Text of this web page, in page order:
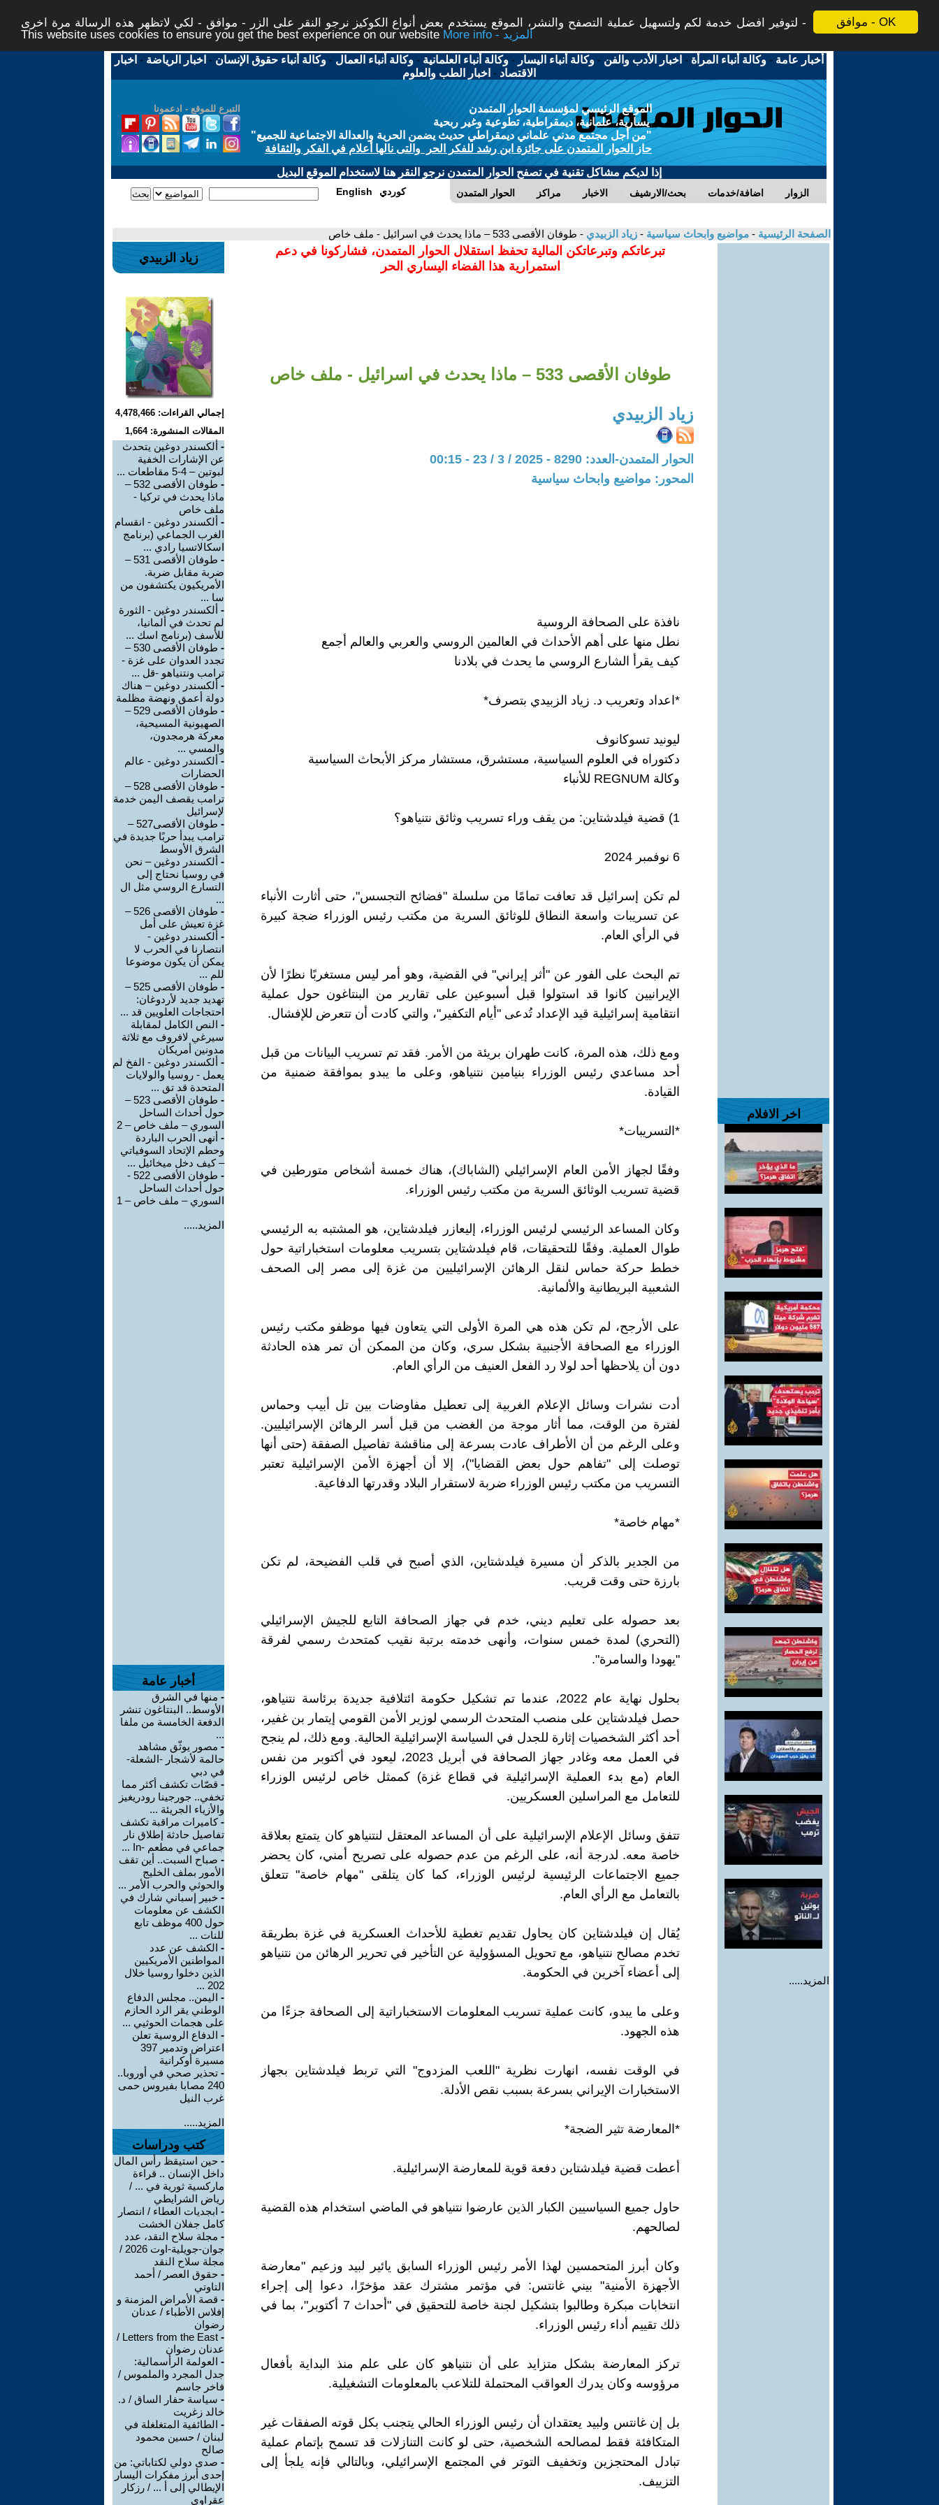
موافق - OK
لتوفير افضل خدمة لكم ولتسهيل عملية التصفح والنشر، الموقع يستخدم بعض أنواع الكوكيز نرجو النقر على الزر - موافق - لكي لاتظهر هذه الرسالة مرة اخرى -
This website uses cookies to ensure you get the best experience on our website
More info - المزيد
أخبار عامة -وكالة أنباء المرأة - اخبار الأدب والفن -وكالة أنباء اليسار -وكالة أنباء العلمانية -وكالة أنباء العمال -وكالة أنباء حقوق الإنسان - اخبار الرياضة - اخبار
الاقتصاد - اخبار الطب والعلوم
التبرع للموقع - ادعمونا
الموقع الرئيسي لمؤسسة الحوار المتمدن
يسارية، علمانية، ديمقراطية، تطوعية وغير ربحية
"من أجل مجتمع مدني علماني ديمقراطي حديث يضمن الحرية والعدالة الاجتماعية للجميع"
حاز الحوار المتمدن على جائزة ابن رشد للفكر الحر والتى نالها أعلام في الفكر والثقافة
إذا لديكم مشاكل تقنية في تصفح الحوار المتمدن نرجو النقر هنا لاستخدام الموقع البديل
الحوار المتمدن مراكز الاخبار بحث/الارشيف اضافة/خدمات الزوار English كوردي
الصفحة الرئيسية - مواضيع وابحاث سياسية - زياد الزبيدي - طوفان الأقصى 533 – ماذا يحدث في اسرائيل - ملف خاص
اخر الافلام
المزيد.....
تبرعاتكم وتبرعاتكن المالية تحفظ استقلال الحوار المتمدن، فشاركونا في دعم
استمرارية هذا الفضاء اليساري الحر
طوفان الأقصى 533 – ماذا يحدث في اسرائيل - ملف خاص
زياد الزبيدي
الحوار المتمدن-العدد: 8290 - 2025 / 3 / 23 - 00:15
المحور: مواضيع وابحاث سياسية
نافذة على الصحافة الروسية
نطل منها على أهم الأحداث في العالمين الروسي والعربي والعالم أجمع
كيف يقرأ الشارع الروسي ما يحدث في بلادنا
*اعداد وتعريب د. زياد الزبيدي بتصرف*
ليونيد تسوكانوف
دكتوراه في العلوم السياسية، مستشرق، مستشار مركز الأبحاث السياسية
وكالة REGNUM للأنباء
1) قضية فيلدشتاين: من يقف وراء تسريب وثائق نتنياهو؟
6 نوفمبر 2024
لم تكن إسرائيل قد تعافت تمامًا من سلسلة "فضائح التجسس"، حتى أثارت الأنباء
عن تسريبات واسعة النطاق للوثائق السرية من مكتب رئيس الوزراء ضجة كبيرة
في الرأي العام.
تم البحث على الفور عن "أثر إيراني" في القضية، وهو أمر ليس مستغربًا نظرًا لأن
الإيرانيين كانوا قد استولوا قبل أسبوعين على تقارير من البنتاغون حول عملية
انتقامية إسرائيلية قيد الإعداد تُدعى "أيام التكفير"، والتي كادت أن تتعرض للإفشال.
ومع ذلك، هذه المرة، كانت طهران بريئة من الأمر. فقد تم تسريب البيانات من قبل
أحد مساعدي رئيس الوزراء بنيامين نتنياهو، وعلى ما يبدو بموافقة ضمنية من
القيادة.
*التسريبات*
وفقًا لجهاز الأمن العام الإسرائيلي (الشاباك)، هناك خمسة أشخاص متورطين في
قضية تسريب الوثائق السرية من مكتب رئيس الوزراء.
وكان المساعد الرئيسي لرئيس الوزراء، إليعازر فيلدشتاين، هو المشتبه به الرئيسي
طوال العملية. وفقًا للتحقيقات، قام فيلدشتاين بتسريب معلومات استخباراتية حول
خطط حركة حماس لنقل الرهائن الإسرائيليين من غزة إلى مصر إلى الصحف
الشعبية البريطانية والألمانية.
على الأرجح، لم تكن هذه هي المرة الأولى التي يتعاون فيها موظفو مكتب رئيس
الوزراء مع الصحافة الأجنبية بشكل سري، وكان من الممكن أن تمر هذه الحادثة
دون أن يلاحظها أحد لولا رد الفعل العنيف من الرأي العام.
أدت نشرات وسائل الإعلام الغربية إلى تعطيل مفاوضات بين تل أبيب وحماس
لفترة من الوقت، مما أثار موجة من الغضب من قبل أسر الرهائن الإسرائيليين.
وعلى الرغم من أن الأطراف عادت بسرعة إلى مناقشة تفاصيل الصفقة (حتى أنها
توصلت إلى "تفاهم حول بعض القضايا")، إلا أن أجهزة الأمن الإسرائيلية تعتبر
التسريب من مكتب رئيس الوزراء ضربة لاستقرار البلاد وقدرتها الدفاعية.
*مهام خاصة*
من الجدير بالذكر أن مسيرة فيلدشتاين، الذي أصبح في قلب الفضيحة، لم تكن
بارزة حتى وقت قريب.
بعد حصوله على تعليم ديني، خدم في جهاز الصحافة التابع للجيش الإسرائيلي
(التحري) لمدة خمس سنوات، وأنهى خدمته برتبة نقيب كمتحدث رسمي لفرقة
"يهودا والسامرة".
بحلول نهاية عام 2022، عندما تم تشكيل حكومة ائتلافية جديدة برئاسة نتنياهو،
حصل فيلدشتاين على منصب المتحدث الرسمي لوزير الأمن القومي إيتمار بن غفير،
أحد أكثر الشخصيات إثارة للجدل في السياسة الإسرائيلية الحالية. ومع ذلك، لم ينجح
في العمل معه وغادر جهاز الصحافة في أبريل 2023، ليعود في أكتوبر من نفس
العام (مع بدء العملية الإسرائيلية في قطاع غزة) كممثل خاص لرئيس الوزراء
للتعامل مع المراسلين العسكريين.
تتفق وسائل الإعلام الإسرائيلية على أن المساعد المعتقل لنتنياهو كان يتمتع بعلاقة
خاصة معه. لدرجة أنه، على الرغم من عدم حصوله على تصريح أمني، كان يحضر
جميع الاجتماعات الرئيسية لرئيس الوزراء، كما كان يتلقى "مهام خاصة" تتعلق
بالتعامل مع الرأي العام.
يُقال إن فيلدشتاين كان يحاول تقديم تغطية للأحداث العسكرية في غزة بطريقة
تخدم مصالح نتنياهو، مع تحويل المسؤولية عن التأخير في تحرير الرهائن من نتنياهو
إلى أعضاء آخرين في الحكومة.
وعلى ما يبدو، كانت عملية تسريب المعلومات الاستخباراتية إلى الصحافة جزءًا من
هذه الجهود.
في الوقت نفسه، انهارت نظرية "اللعب المزدوج" التي تربط فيلدشتاين بجهاز
الاستخبارات الإيراني بسرعة بسبب نقص الأدلة.
*المعارضة تثير الضجة*
أعطت قضية فيلدشتاين دفعة قوية للمعارضة الإسرائيلية.
حاول جميع السياسيين الكبار الذين عارضوا نتنياهو في الماضي استخدام هذه القضية
لصالحهم.
وكان أبرز المتحمسين لهذا الأمر رئيس الوزراء السابق يائير لبيد وزعيم "معارضة
الأجهزة الأمنية" بيني غانتس: في مؤتمر مشترك عقد مؤخرًا، دعوا إلى إجراء
انتخابات مبكرة وطالبوا بتشكيل لجنة خاصة للتحقيق في "أحداث 7 أكتوبر"، بما في
ذلك تقييم أداء رئيس الوزراء.
تركز المعارضة بشكل متزايد على أن نتنياهو كان على علم منذ البداية بأفعال
مرؤوسه وكان يدرك العواقب المحتملة للتلاعب بالمعلومات التشغيلية.
بل إن غانتس ولبيد يعتقدان أن رئيس الوزراء الحالي يتجنب بكل قوته الصفقات غير
المتكافئة فقط لمصالحه الشخصية، حتى لو كانت التنازلات قد تسمح بإتمام عملية
تبادل المحتجزين وتخفيف التوتر في المجتمع الإسرائيلي، وبالتالي فإنه يلجأ إلى
التزييف.
زياد الزبيدي
إجمالي القراءات: 4,478,466
المقالات المنشورة: 1,664
- ألكسندر دوغين يتحدث
عن الإشارات الخفية
لبوتين – 4-5 مقاطعات ...
-
طوفان الأقصى 532 –
ماذا يحدث في تركيا -
ملف خاص
- ألكسندر دوغين - انقسام
الغرب الجماعي (برنامج
اسكالاتسيا رادي ...
-
طوفان الأقصى 531 –
ضربة مقابل ضربة.
الأمريكيون يكتشفون من
سا ...
- ألكسندر دوغين - الثورة
لم تحدث في ألمانيا،
للأسف (برنامج اسك ...
-
طوفان الأقصى 530 –
تجدد العدوان على غزة -
ترامب ونتنياهو -قل ...
- ألكسندر دوغين – هناك
دولة أعمق ونهضة مظلمة
-
طوفان الأقصى 529 –
الصهيونية المسيحية،
معركة هرمجدون،
والمسي ...
- ألكسندر دوغين - عالم
الحضارات
-
طوفان الأقصى 528 –
ترامب يقصف اليمن خدمة
لإسرائيل
-
طوفان الأقصى527 –
ترامب يبدأ حربًا جديدة في
الشرق الأوسط
- ألكسندر دوغين – نحن
في روسيا نحتاج إلى
التسارع الروسي مثل ال
...
-
طوفان الأقصى 526 –
غزة تعيش على أمل
- ألكسندر دوغين -
انتصارنا في الحرب لا
يمكن أن يكون موضوعا
للم ...
-
طوفان الأقصى 525 –
تهديد جديد لأردوغان:
احتجاجات العلويين قد ...
- النص الكامل لمقابلة
سيرغي لافروف مع ثلاثة
مدونين أمريكان
- ألكسندر دوغين - الفخ لم
يعمل - روسيا والولايات
المتحدة قد تق ...
-
طوفان الأقصى 523 –
حول أحداث الساحل
السوري – ملف خاص – 2
- أنهى الحرب الباردة
وحطم الإتحاد السوفياتي
– كيف دخل ميخائيل ...
-
طوفان الأقصى 522 -
حول أحداث الساحل
السوري – ملف خاص – 1
المزيد.....
أخبار عامة
- منها في الشرق
الأوسط.. البنتاغون تنشر
الدفعة الخامسة من ملفا
...
- مصور يوثّق مشاهد
حالمة لأشجار -الشعلة-
في دبي
- قصّات تكشف أكثر مما
تخفي.. جورجينا رودريغيز
والأزياء الجريئة ...
-كاميرات مراقبة تكشف
تفاصيل حادثة إطلاق نار
جماعي في مطعم -In ...
- صباح السبت.. أين تقف
الأمور بملف الخليج
والحوثي والحرب الأمر ...
- خبير إسباني شارك في
الكشف عن معلومات
حول 400 موظف تابع
للنات ...
- الكشف عن عدد
المواطنين الأمريكيين
الذين دخلوا روسيا خلال
202 ...
- اليمن.. مجلس الدفاع
الوطني يقر الرد الحازم
على هجمات الحوثيي ...
- الدفاع الروسية تعلن
اعتراض وتدمير 397
مسيرة أوكرانية
- تحذير صحي في أوروبا..
240 مصابا بفيروس حمى
غرب النيل
المزيد.....
كتب ودراسات
- حين استيقظ رأس المال
داخل الإنسان .. قراءة
ماركسية ثورية في ... /
رياض الشرايطي
- ابجديات العطاء / انتصار
كامل جفلان الخشت
- مجلة سلاح النقد، عدد
جوان-جويلية-اوت 2026 /
مجلة سلاح النقد
- حقوق العصر / أحمد
التاوتي
- قصة الأمراض المزمنة و
إفلاس الأطباء / عدنان
رضوان
-
Letters from the East /
عدنان رضوان
- العولمة الرأسمالية:
جدل المجرد والملموس /
فاخر جاسم
- سياسة حفار الساق / د.
خالد زغريت
- الطائفية المتغلغلة في
لبنان / حسين محمود
صالح
- صدى دولي لكتاباتي: من
إحدى أبرز مفكرات اليسار
الإيطالي إلى أ ... / رزكار
عقراوي